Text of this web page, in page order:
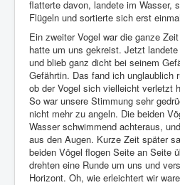
flatterte davon, landete im Wasser,
Flügeln und sortierte sich erst
Ein zweiter Vogel war die ganze
hatte um uns gekreist. Jetzt
und blieb ganz dicht bei seinem
Gefährtin. Das fand ich unglaublich
ob der Vogel sich vielleicht verletzt
So war unsere Stimmung sehr
nicht mehr zu angeln. Die beiden
Wasser schwimmend achteraus,
aus den Augen. Kurze Zeit später
beiden Vögel flogen Seite an Seite
drehten eine Runde um uns und
Horizont. Oh, wie erleichtert wir